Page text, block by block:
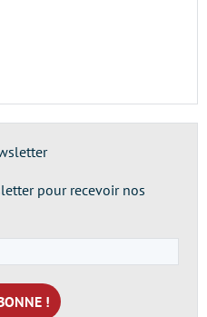
pour recevoir nos
e-
mail
*